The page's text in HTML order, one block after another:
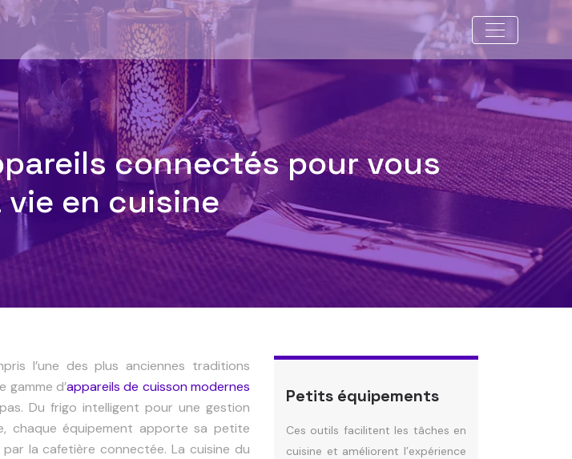
connectés pour vous
en cuisine
l’une des plus anciennes traditions
gamme d’appareils de cuisson modernes
Du frigo intelligent pour une gestion
chaque équipement apporte sa petite
la cafetière connectée. La cuisine du
Petits équipements
Ces outils facilitent les tâches en
cuisine et améliorent l’expérience